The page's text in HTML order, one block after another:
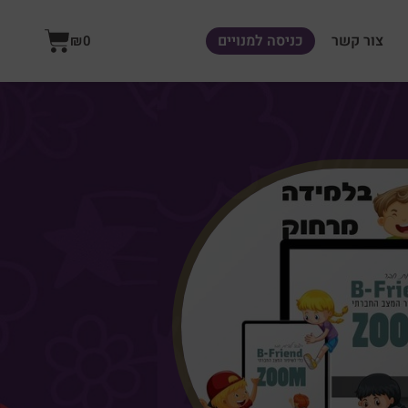
צור קשר כניסה למנויים ₪0 עגלת
קניות